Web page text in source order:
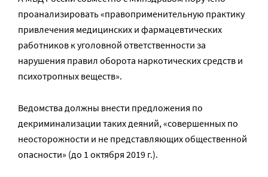
проанализировать «правоприменительную практику
привлечения медицинских и фармацевтических
работников к уголовной ответственности за
нарушения правил оборота наркотических средств и
психотропных веществ».
Ведомства должны внести предложения по
декриминализации таких деяний, «совершенных по
неосторожности и не представляющих общественной
опасности» (до 1 октября 2019 г.).